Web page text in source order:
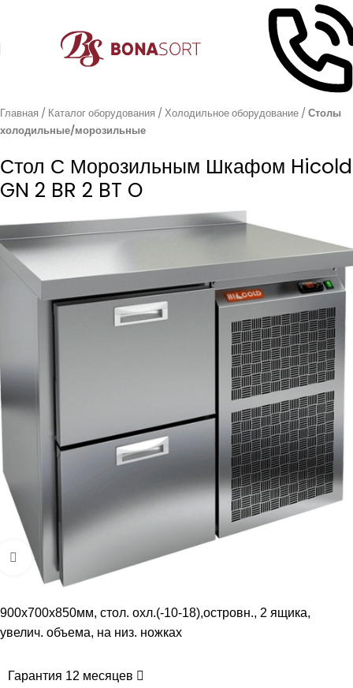
Главная Каталог оборудования Холодильное оборудование
Столы
холодильные/морозильные
Стол С Морозильным Шкафом Hicold
GN 2 BR 2 BT O
Увеличить
900х700х850мм, стол. охл.(-10-18),островн., 2 ящика,
увелич. объема, на низ. ножках
Гарантия 12 месяцев